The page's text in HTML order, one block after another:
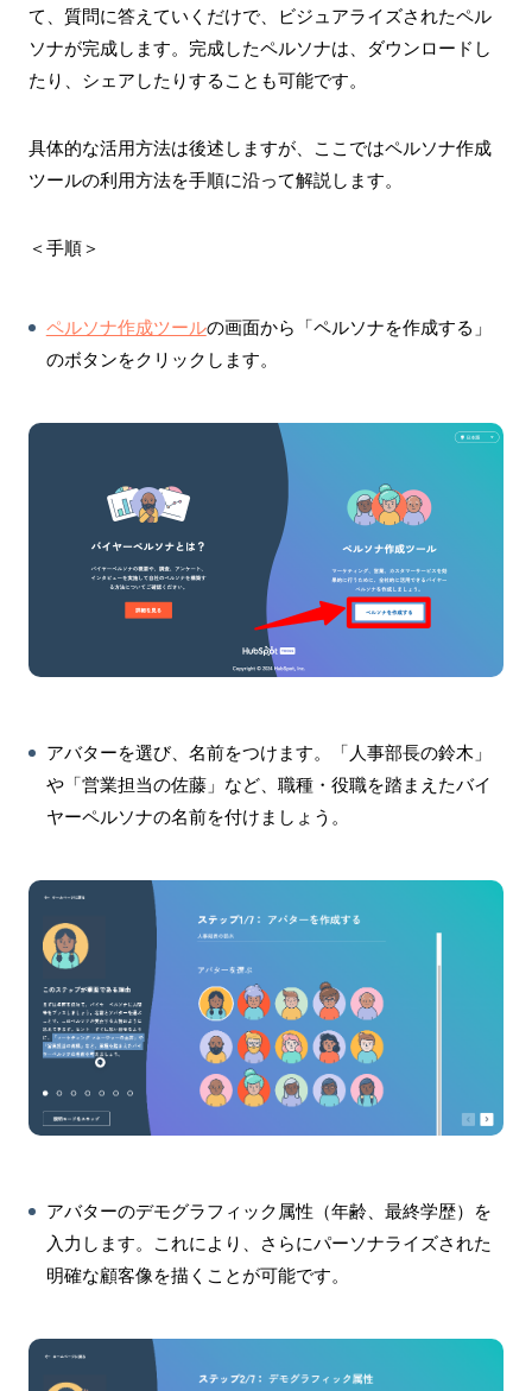
て、質問に答えていくだけで、ビジュアライズされたペル
ソナが完成します。完成したペルソナは、ダウンロードし
たり、シェアしたりすることも可能です。
具体的な活用方法は後述しますが、ここではペルソナ作成
ツールの利用方法を手順に沿って解説します。
＜手順＞
ペルソナ作成ツールの画面から「ペルソナを作成する」
のボタンをクリックします。
アバターを選び、名前をつけます。「人事部長の鈴木」
や「営業担当の佐藤」など、職種・役職を踏まえたバイ
ヤーペルソナの名前を付けましょう。
アバターのデモグラフィック属性（年齢、最終学歴）を
入力します。これにより、さらにパーソナライズされた
明確な顧客像を描くことが可能です。